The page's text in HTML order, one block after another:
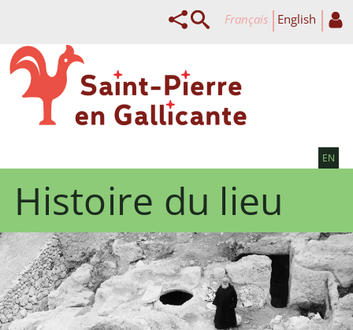
français English
EN
Histoire du lieu